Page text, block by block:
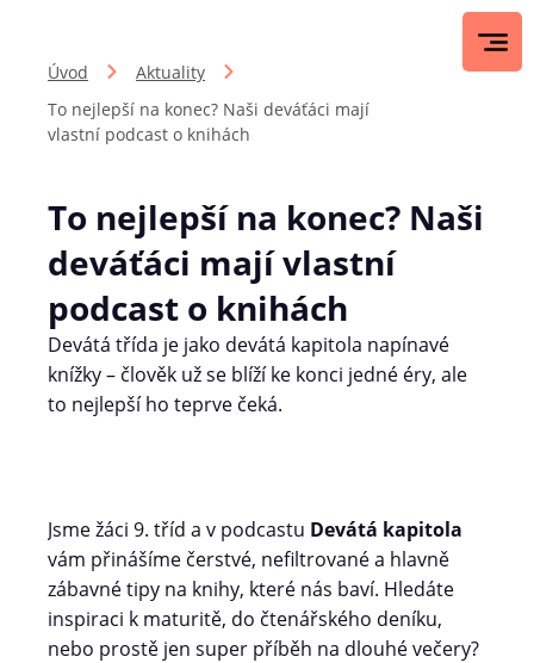
Úvod
Aktuality
To nejlepší na konec? Naši deváťáci mají
vlastní podcast o knihách
To nejlepší na konec? Naši
deváťáci mají vlastní
podcast o knihách
Devátá třída je jako devátá kapitola napínavé
knížky – člověk už se blíží ke konci jedné éry, ale
to nejlepší ho teprve čeká.
Jsme žáci 9. tříd a v podcastu Devátá kapitola
vám přinášíme čerstvé, nefiltrované a hlavně
zábavné tipy na knihy, které nás baví. Hledáte
inspiraci k maturitě, do čtenářského deníku,
nebo prostě jen super příběh na dlouhé večery?